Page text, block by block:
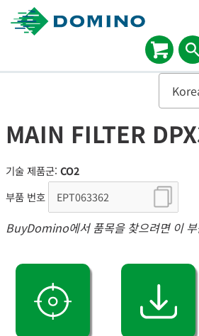
MAIN FILTER
기술 제품군: CO2
부품 번호
BuyDomino에서 품목을 찾으려면 이